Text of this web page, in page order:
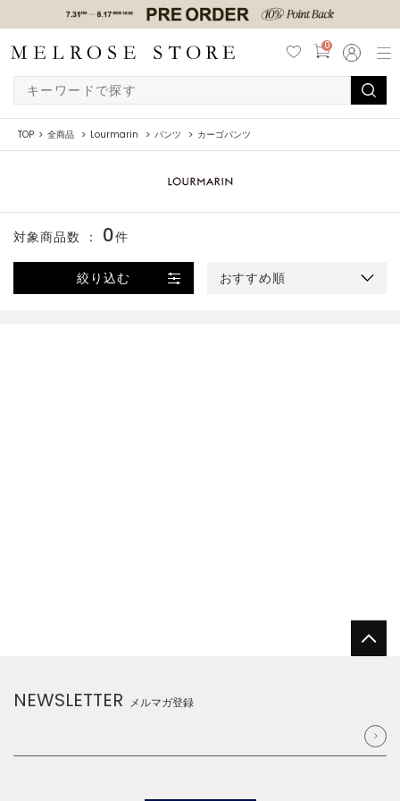
0
TOP 全商品 Lourmarin パンツ カーゴパンツ
絞り込む おすすめ順
対象商品数 ： 0件
NEWSLETTER メルマガ登録